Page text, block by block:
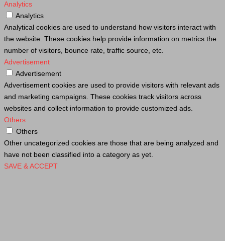
Analytics
Analytics
Analytical cookies are used to understand how visitors interact with
the website. These cookies help provide information on metrics the
number of visitors, bounce rate, traffic source, etc.
Advertisement
Advertisement
Advertisement cookies are used to provide visitors with relevant ads
and marketing campaigns. These cookies track visitors across
websites and collect information to provide customized ads.
Others
Others
Other uncategorized cookies are those that are being analyzed and
have not been classified into a category as yet.
SAVE & ACCEPT